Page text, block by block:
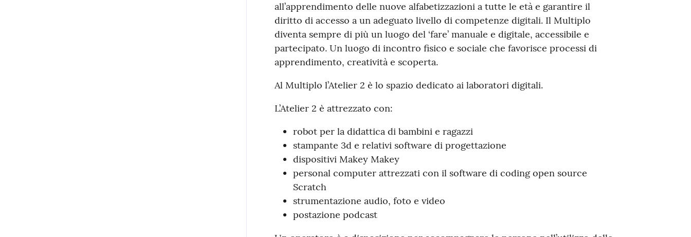
all’apprendimento delle nuove alfabetizzazioni a tutte le età e garantire il
diritto di accesso a un adeguato livello di competenze digitali. Il Multiplo
diventa sempre di più un luogo del ‘fare’ manuale e digitale, accessibile e
partecipato. Un luogo di incontro fisico e sociale che favorisce processi di
apprendimento, creatività e scoperta.
Al Multiplo l’Atelier 2 è lo spazio dedicato ai laboratori digitali.
L’Atelier 2 è attrezzato con:
robot per la didattica di bambini e ragazzi
stampante 3d e relativi software di progettazione
dispositivi Makey Makey
personal computer attrezzati con il software di coding open source
Scratch
strumentazione audio, foto e video
postazione podcast